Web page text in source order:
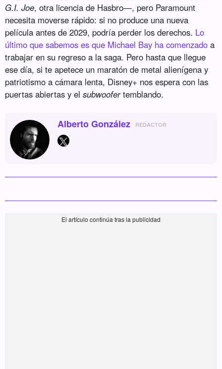
G.I. Joe, otra licencia de Hasbro—, pero Paramount
necesita moverse rápido: si no produce una nueva
película antes de 2029, podría perder los derechos. Lo
último que sabemos es que Michael Bay ha comenzado a
trabajar en su regreso a la saga. Pero hasta que llegue
ese día, si te apetece un maratón de metal alienígena y
patriotismo a cámara lenta, Disney+ nos espera con las
puertas abiertas y elsubwoofertemblando.
Alberto González REDACTOR